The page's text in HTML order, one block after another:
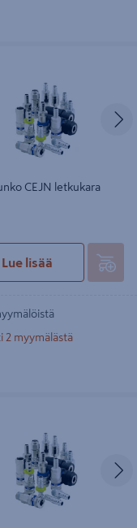
CEJN letkukara
Lue lisää
2 myymälästä